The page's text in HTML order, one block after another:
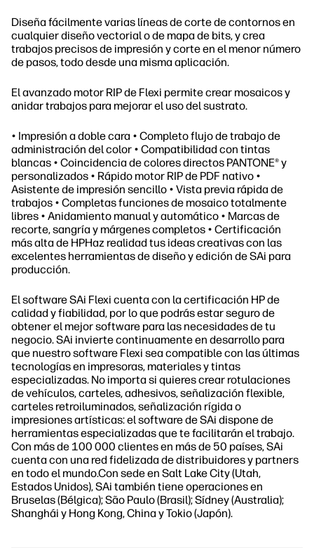
Diseña fácilmente varias líneas de corte de contornos en
cualquier diseño vectorial o de mapa de bits, y crea
trabajos precisos de impresión y corte en el menor número
de pasos, todo desde una misma aplicación.
El avanzado motor RIP de Flexi permite crear mosaicos y
anidar trabajos para mejorar el uso del sustrato.
• Impresión a doble cara • Completo flujo de trabajo de
administración del color • Compatibilidad con tintas
blancas • Coincidencia de colores directos PANTONE® y
personalizados • Rápido motor RIP de PDF nativo •
Asistente de impresión sencillo • Vista previa rápida de
trabajos • Completas funciones de mosaico totalmente
libres • Anidamiento manual y automático • Marcas de
recorte, sangría y márgenes completos • Certificación
más alta de HPHaz realidad tus ideas creativas con las
excelentes herramientas de diseño y edición de SAi para
producción.
El software SAi Flexi cuenta con la certificación HP de
calidad y fiabilidad, por lo que podrás estar seguro de
obtener el mejor software para las necesidades de tu
negocio. SAi invierte continuamente en desarrollo para
que nuestro software Flexi sea compatible con las últimas
tecnologías en impresoras, materiales y tintas
especializadas. No importa si quieres crear rotulaciones
de vehículos, carteles, adhesivos, señalización flexible,
carteles retroiluminados, señalización rígida o
impresiones artísticas: el software de SAi dispone de
herramientas especializadas que te facilitarán el trabajo.
Con más de 100 000 clientes en más de 50 países, SAi
cuenta con una red fidelizada de distribuidores y partners
en todo el mundo.Con sede en Salt Lake City (Utah,
Estados Unidos), SAi también tiene operaciones en
Bruselas (Bélgica); São Paulo (Brasil); Sídney (Australia);
Shanghái y Hong Kong, China y Tokio (Japón).